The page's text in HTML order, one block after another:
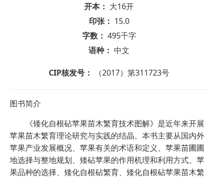
开本： 大16开
印张： 15.0
字数： 495千字
语种： 中文
CIP核发号： （2017）第311723号
图书简介
《矮化自根砧苹果苗木繁育技术图解》是近年来开展
苹果苗木繁育理论研究与实践的结晶。本书主要从国内外
苹果产业发展概况、苹果有关的术语和定义、苹果苗圃圃
地选择与整地规划、矮砧苹果的作用机理和利用方式、苹
果品种的选择、矮化自根砧繁育、矮化自根砧苹果苗木繁